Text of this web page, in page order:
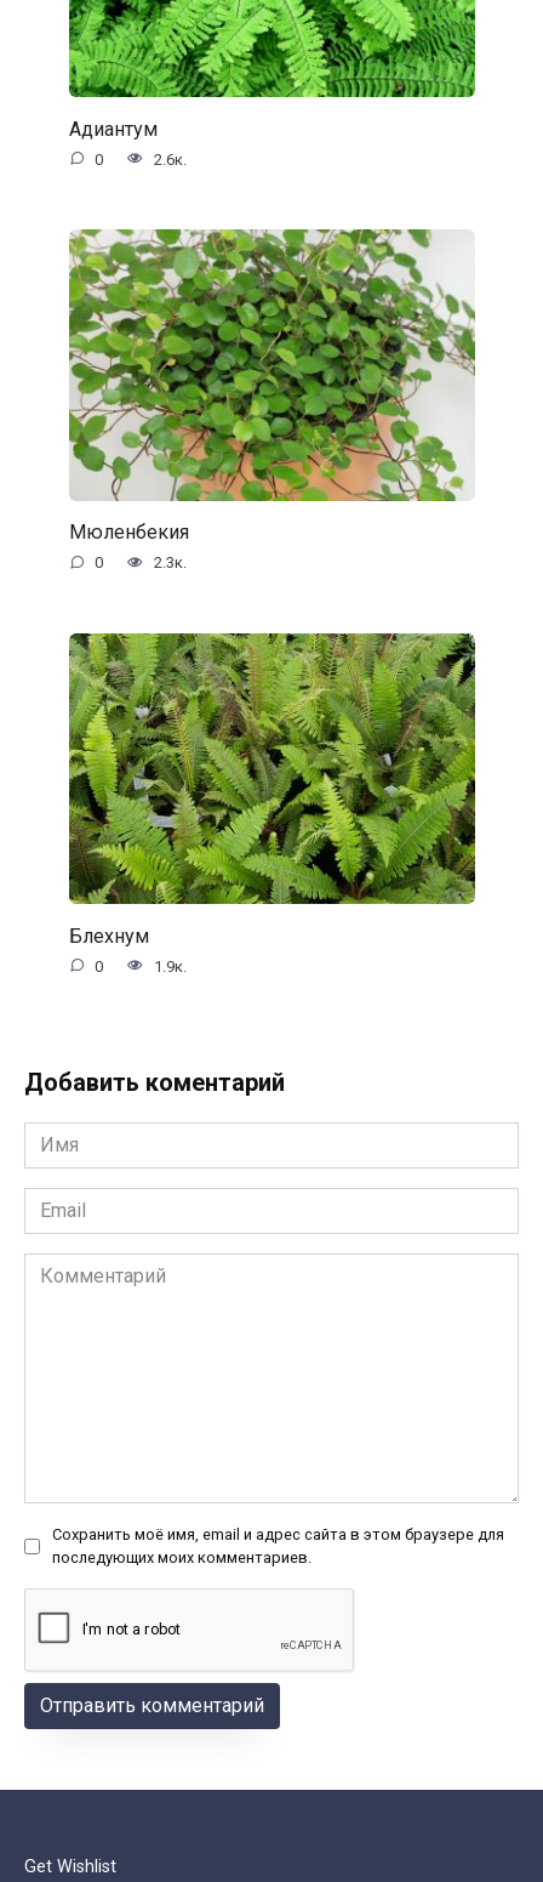
Адиантум
0 2.6к.
Мюленбекия
0 2.3к.
Блехнум
0 1.9к.
Добавить коментарий
Имя
*
Email
*
Комментарий
Сохранить моё имя, email и адрес сайта в этом браузере для
последующих моих комментариев.
Get Wishlist